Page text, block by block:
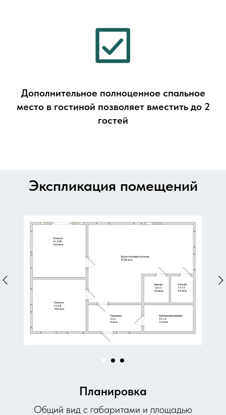
Дополнительное полноценное спальное
место в гостиной позволяет вместить до 2
гостей
Экспликация помещений
Планировка
Общий вид с габаритами и площадью